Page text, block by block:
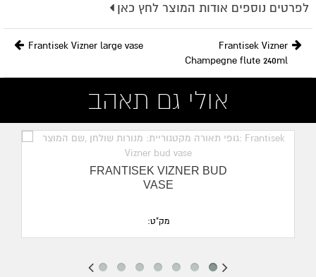
לפרטים נוספים אודות המוצר לחץ כאן
Frantisek Vizner
Champegne flute 240ml
Frantisek Vizner large vase
מעבר לפריט בחנות אונליין
אולי גם תאהב
FRANTISEK VIZNER BUD
VASE
מק"ט: